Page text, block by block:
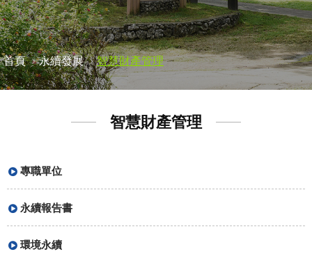
首頁 永續發展 智慧財產管理
智慧財產管理
專職單位
永續報告書
環境永續